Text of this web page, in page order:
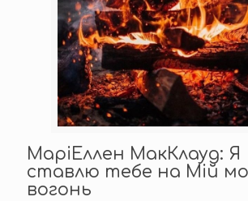
МаріЕллен МакКлауд: Я
ставлю тебе на Мій
вогонь